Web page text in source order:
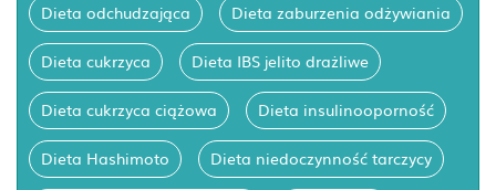
Dieta odchudzająca Dieta zaburzenia odżywiania
Dieta cukrzyca Dieta IBS jelito drażliwe
Dieta cukrzyca ciążowa Dieta insulinooporność
Dieta Hashimoto Dieta niedoczynność tarczycy